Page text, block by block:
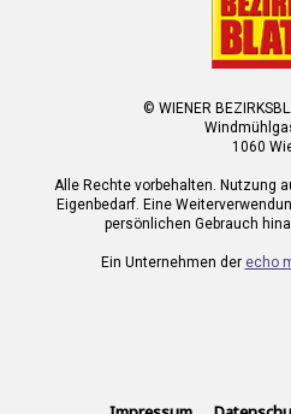
© WIENER
1060
Alle Rechte vorbehalten. Nutzung
Eigenbedarf. Eine
persönlichen Gebrauch
Ein Unternehmen der echo